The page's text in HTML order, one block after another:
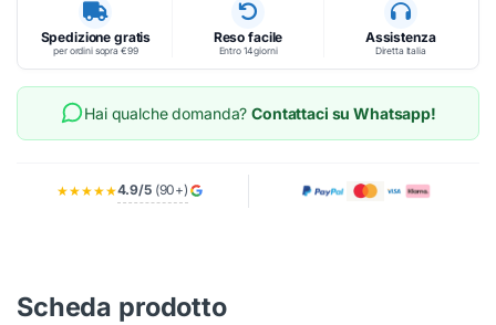
Spedizione gratis
per ordini sopra €99
Reso facile
Entro 14 giorni
Assistenza
Diretta Italia
Hai qualche domanda?Contattaci su Whatsapp!
★★★★★4.9/5(90+)
Scheda prodotto